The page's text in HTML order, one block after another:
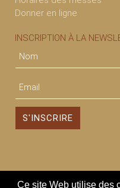
Ce site Web utilise des
Donner en ligne
INSCRIPTION À LA